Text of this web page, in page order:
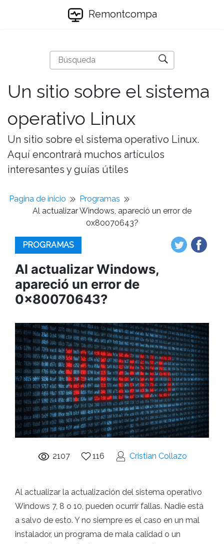
Remontcompa
Un sitio sobre el sistema
operativo Linux
Un sitio sobre el sistema operativo Linux.
Aquí encontrará muchos artículos
interesantes y guías útiles
Pagina de inicio
Programas
Al actualizar Windows, apareció un error de
0x80070643?
PROGRAMAS
Al actualizar Windows,
apareció un error de
0x80070643?
2107 116 Cristian Collazo
Al actualizar la actualización del sistema operativo
Windows 7, 8 o 10, pueden ocurrir fallas. Nadie está
a salvo de esto. Y no siempre es el caso en un mal
instalador, un programa de mala calidad o un